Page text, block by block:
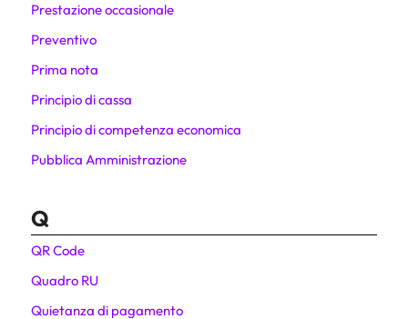
Prestazione occasionale
Preventivo
Prima nota
Principio di cassa
Principio di competenza economica
Pubblica Amministrazione
Q
QR Code
Quadro RU
Quietanza di pagamento